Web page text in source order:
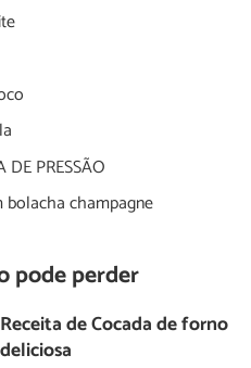
PRESSÃO
bolacha champagne
pode perder
Receita de Cocada de forno
deliciosa